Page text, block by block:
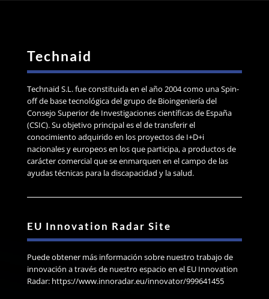
Technaid
Technaid S.L. fue constituida en el año 2004 como una Spin-
off de base tecnológica del grupo de Bioingeniería del
Consejo Superior de Investigaciones científicas de España
(CSIC). Su objetivo principal es el de transferir el
conocimiento adquirido en los proyectos de I+D+i
nacionales y europeos en los que participa, a productos de
carácter comercial que se enmarquen en el campo de las
ayudas técnicas para la discapacidad y la salud.
EU Innovation Radar Site
Puede obtener más información sobre nuestro trabajo de
innovación a través de nuestro espacio en el EU Innovation
Radar: https://www.innoradar.eu/innovator/999641455